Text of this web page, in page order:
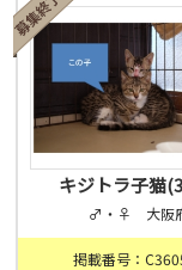
キジトラ子猫
♂・♀ 大阪
掲載番号：